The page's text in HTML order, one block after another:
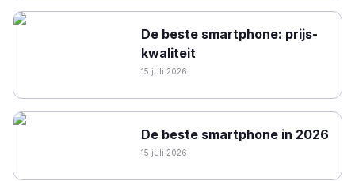
De beste smartphone: prijs-
kwaliteit
15 juli 2026
De beste smartphone in 2026
15 juli 2026